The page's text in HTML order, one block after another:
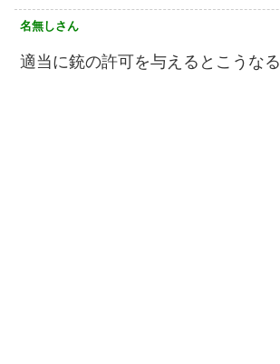
名無しさん
適当に銃の許可を与えるとこうなる